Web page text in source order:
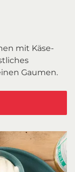
mit Käse-
Gaumen.